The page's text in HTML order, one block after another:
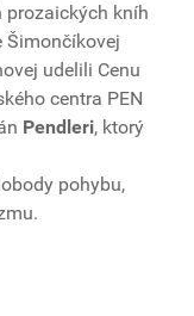
prozaických kníh
Šimončíkovej
udelili Cenu
centra PEN
Pendleri, ktorý
pohybu,